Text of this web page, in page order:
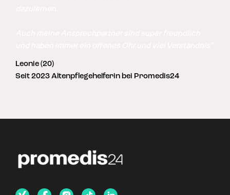
Leonie (20)
Seit 2023 Altenpflegehelferin bei Promedis24